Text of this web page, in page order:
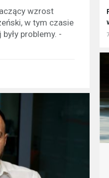
wzrost
w tym czasie
problemy. -